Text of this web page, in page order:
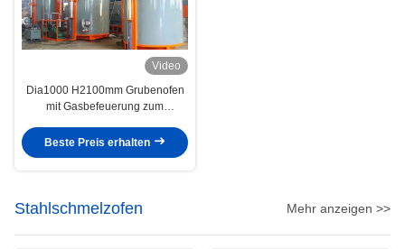
Video
Dia1000 H2100mm Grubenofen
mit Gasbefeuerung zum
Wärmebehandlungslösungen
Beste Preis erhalten
Stahlschmelzofen Mehr anzeigen >>